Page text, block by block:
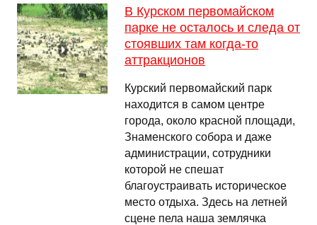
В Курском первомайском
парке не осталось и следа от
стоявших там когда-то
аттракционов
Курский первомайский парк
находится в самом центре
города, около красной площади,
Знаменского собора и даже
администрации, сотрудники
которой не спешат
благоустраивать историческое
место отдыха. Здесь на летней
сцене пела наша землячка